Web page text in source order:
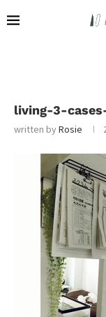
living-3-
written byRosie